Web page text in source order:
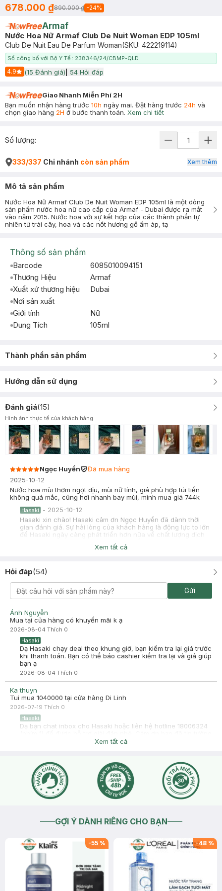
678.000 ₫890.000 ₫ -24%
Armaf
Nước Hoa Nữ Armaf Club De Nuit Woman EDP 105ml
Club De Nuit Eau De Parfum Woman(SKU: 422219114)
Số công bố với Bộ Y Tế : 238346/24/CBMP-QLD
4.9
Start Icon
(15 Đánh giá) 54 Hỏi đáp
Giao Nhanh Miễn Phí 2H
Bạn muốn nhận hàng trước 10h ngày mai. Đặt hàng trước 24h và
chọn giao hàng 2H ở bước thanh toán. Xem chi tiết
Số lượng:
333/337 Chi nhánh còn sản phẩm Xem thêm
Mô tả sản phẩm
Nước Hoa Nữ Armaf Club De Nuit Woman EDP 105ml là một dòng
sản phẩm nước hoa nữ cao cấp của Armaf - Dubai được ra mắt
vào năm 2015. Nước hoa với sự kết hợp của các thành phần tự
nhiên từ trái cây, hoa và các nốt hương gỗ ấm áp, tạ
Thông số sản phẩm
Barcode
6085010094151
Thương Hiệu
Armaf
Xuất xứ thương hiệu
Dubai
Nơi sản xuất
Giới tính
Nữ
Dung Tích
105ml
Thành phần sản phẩm
Hướng dẫn sử dụng
Đánh giá(15)
Hình ảnh thực tế của khách hàng
Ngọc Huyền
Đã mua hàng
2025-10-12
Nước hoa mùi thơm ngọt dịu, mùi nữ tính, giá phù hợp túi tiền
không quá mắc, cũng hơi nhanh bay mùi, mình mua giá 744k
Hasaki - 2025-10-12
Hasaki xin chào! Hasaki cảm ơn Ngọc Huyền đã dành thời
gian đánh giá. Sự hài lòng của khách hàng là động lực to lớn
để Hasaki ngày càng phát triển hơn nữa về chất lượng dịch
vụ. Cảm ơn bạn đã tin tưởng và mua sắm tại Hasaki!
dieuamphat2024
Đã mua hàng
2025-09-29
Nước hoa thơm sang, lưu hương lâu. Ước gì shop hỗ trợ giá
discount, tiếp tục mua chai nữa. giá hiện tại cao hơn lúc mua.
Hasaki -2025-09-29
Hasaki xin chào! Hasaki cảm ơn dieuamphat2024 đã dành
thời gian đánh giá. Sự hài lòng của khách hàng là động lực to
lớn để Hasaki ngày càng phát triển hơn nữa về chất lượng
dịch vụ. Cảm ơn bạn đã tin tưởng và mua sắm tại Hasaki!
Xem tất cả
Hỏi đáp(54)
Gửi
Ánh Nguyễn
Mua tại của hàng có khuyến mãi k ạ
2026-08-04 Thích 0
Hasaki
Dạ Hasaki chạy deal theo khung giờ, bạn kiểm tra lại giá trước
khi thanh toán. Bạn có thể báo cashier kiểm tra lại và giá giúp
bạn ạ
2026-08-04 Thích 0
Ka thuyn
Tui mua 1040000 tại cửa hàng Di Linh
2026-07-19 Thích 0
Hasaki
Dạ bạn chat inbox cho Hasaki hoặc liên hệ hotline 18006324
Xem tất cả
GỢI Ý DÀNH RIÊNG CHO BẠN
-55 % -48 %